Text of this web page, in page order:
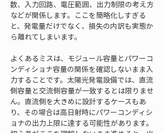
数、入力回路、電圧範囲、出力制限の考え方
などが関係します。ここを簡略化しすぎる
と、発電量だけでなく、損失の内訳も実態か
ら離れてしまいます。
よくあるミスは、モジュール容量とパワーコ
ンディショナ容量の関係を確認しないまま入
力することです。太陽光発電設備では、直流
側容量と交流側容量が一致するとは限りませ
ん。直流側を大きめに設計するケースもあ
り、その場合は高日射時にパワーコンディシ
ョナの出力上限に達する可能性があります。